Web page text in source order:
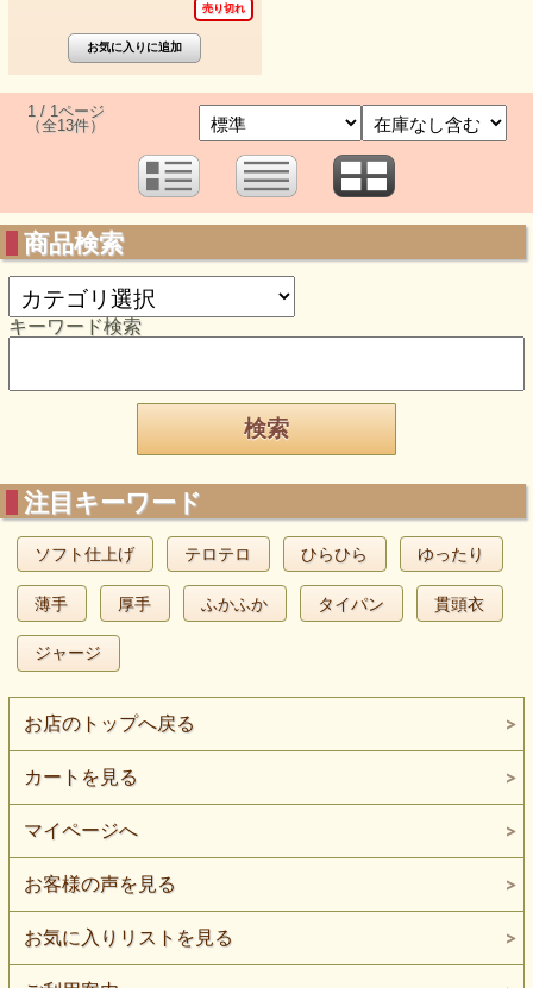
売り切れ
1 / 1ページ
（全13件）
商品検索
キーワード検索
注目キーワード
ソフト仕上げ テロテロ ひらひら ゆったり
薄手 厚手 ふかふか タイパン 貫頭衣
ジャージ
お店のトップへ戻る
カートを見る
マイページへ
お客様の声を見る
お気に入りリストを見る